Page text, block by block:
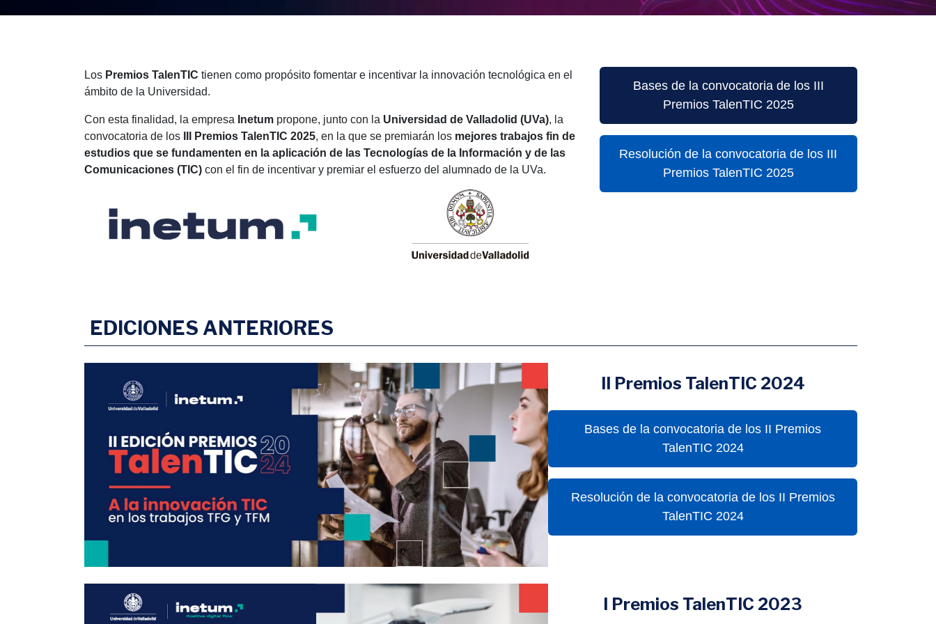
Los Premios TalenTIC tienen como propósito fomentar e incentivar la innovación tecnológica en el
ámbito de la Universidad.
Con esta finalidad, la empresa Inetum propone, junto con la Universidad de Valladolid (UVa), la
convocatoria de los
III Premios TalenTIC 2025, en la que se premiarán los mejores trabajos fin de
estudios que se fundamenten en la aplicación de las Tecnologías de la Información y de las
Comunicaciones (TIC) con el fin de incentivar y premiar el esfuerzo del alumnado de la UVa.
Bases de la convocatoria de los III
Premios TalenTIC 2025
Resolución de la convocatoria de los III
Premios TalenTIC 2025
EDICIONES ANTERIORES
II Premios TalenTIC 2024
Bases de la convocatoria de los II Premios
TalenTIC 2024
Resolución de la convocatoria de los II Premios
TalenTIC 2024
I Premios TalenTIC 2023